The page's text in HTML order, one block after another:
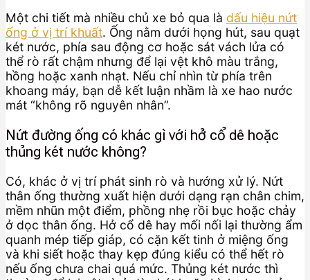
Một chi tiết mà nhiều chủ xe bỏ qua là dấu hiệu nứt
ống ở vị trí khuất. Ống nằm dưới họng hút, sau quạt
két nước, phía sau động cơ hoặc sát vách lửa có
thể rò rất chậm nhưng để lại vệt khô màu trắng,
hồng hoặc xanh nhạt. Nếu chỉ nhìn từ phía trên
khoang máy, bạn dễ kết luận nhầm là xe hao nước
mát “không rõ nguyên nhân”.
Nứt đường ống có khác gì với hở cổ dê hoặc
thủng két nước không?
Có, khác ở vị trí phát sinh rò và hướng xử lý. Nứt
thân ống thường xuất hiện dưới dạng rạn chân chim,
mềm nhũn một điểm, phồng nhẹ rồi bục hoặc chảy
ở dọc thân ống. Hở cổ dê hay mối nối lại thường ẩm
quanh mép tiếp giáp, có cặn kết tinh ở miệng ống
và khi siết hoặc thay kẹp đúng kiểu có thể hết rò
nếu ống chưa chai quá mức. Thủng két nước thì